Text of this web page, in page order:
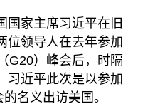
国家主席习近平在旧
位领导人在去年参加
G20）峰会后，时隔
习近平此次是以参加
名义出访美国。